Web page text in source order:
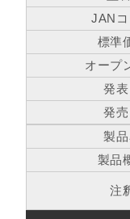
JAN
標準
オープ
発表
発売
製品
製品
注